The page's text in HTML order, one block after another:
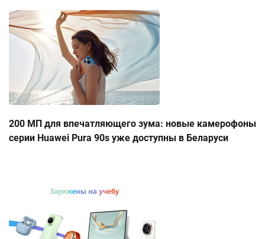
200 МП для впечатляющего зума: новые камерофоны
серии Huawei Pura 90s уже доступны в Беларуси